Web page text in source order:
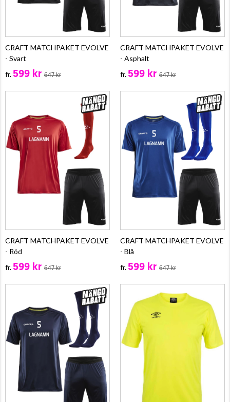
CRAFT MATCHPAKET EVOLVE
- Svart
fr.599 kr 647 kr
CRAFT MATCHPAKET EVOLVE
- Asphalt
fr.599 kr 647 kr
CRAFT MATCHPAKET EVOLVE
- Röd
fr.599 kr 647 kr
CRAFT MATCHPAKET EVOLVE
- Blå
fr.599 kr 647 kr